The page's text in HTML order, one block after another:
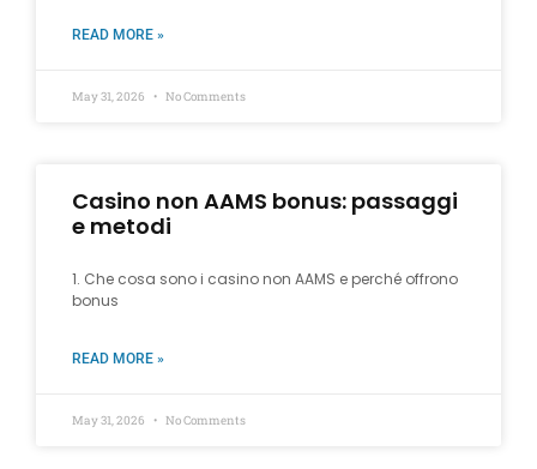
READ MORE »
May 31, 2026 No Comments
Casino non AAMS bonus: passaggi
e metodi
1. Che cosa sono i casino non AAMS e perché offrono
bonus
READ MORE »
May 31, 2026 No Comments